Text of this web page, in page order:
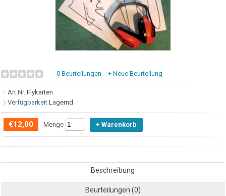
0 Beurteilungen + Neue Beurteilung
Art.Nr. Flykarten
Verfügbarkeit Lagernd
€12,00 Menge
Beschreibung
Beurteilungen (0)